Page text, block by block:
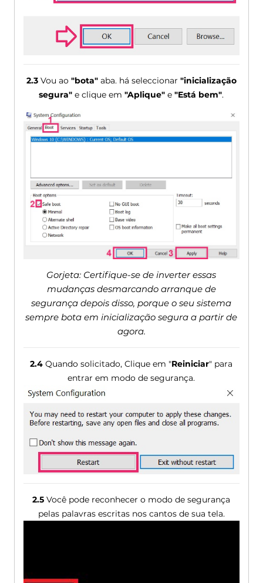
2.3Vou ao "bota"aba. há seleccionar "inicialização
segura" e clique em"Aplique" e"Está bem".
Gorjeta: Certifique-se de inverter essas
mudanças desmarcando arranque de
segurança depois disso, porque o seu sistema
sempre bota em inicialização segura a partir de
agora.
2.4 Quando solicitado, Clique em "Reiniciar" para
entrar em modo de segurança.
2.5 Você pode reconhecer o modo de segurança
pelas palavras escritas nos cantos de sua tela.